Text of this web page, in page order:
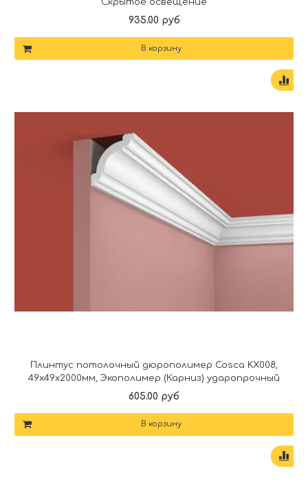
935.00 руб
В корзину
Плинтус потолочный дюрополимер Cosca KX008,
49x49x2000мм, Экополимер (Карниз) ударопрочный
605.00 руб
В корзину